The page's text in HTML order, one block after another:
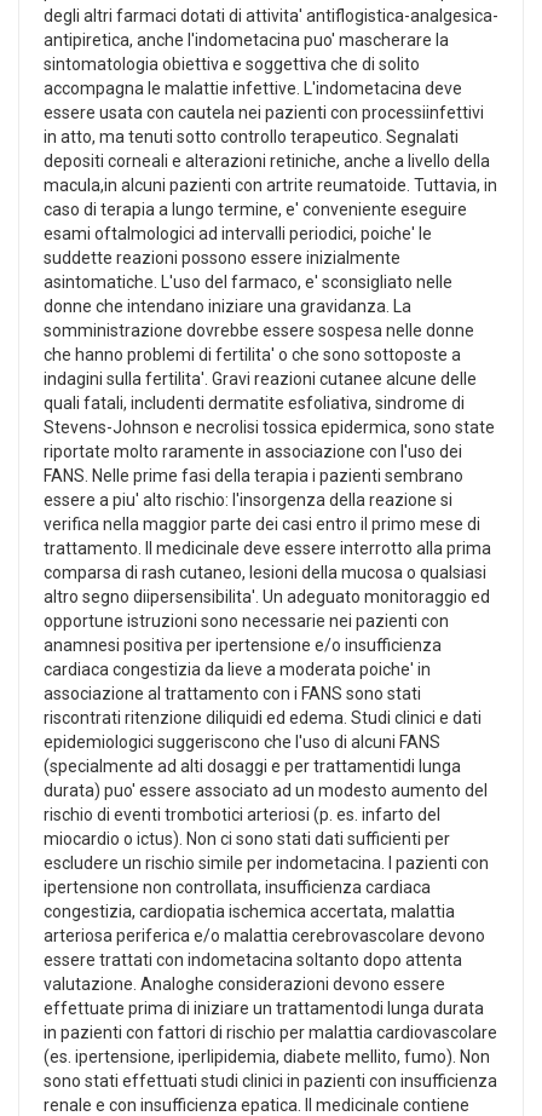
degli altri farmaci dotati di attivita' antiflogistica-analgesica-
antipiretica, anche l'indometacina puo' mascherare la
sintomatologia obiettiva e soggettiva che di solito
accompagna le malattie infettive. L'indometacina deve
essere usata con cautela nei pazienti con processiinfettivi
in atto, ma tenuti sotto controllo terapeutico. Segnalati
depositi corneali e alterazioni retiniche, anche a livello della
macula,in alcuni pazienti con artrite reumatoide. Tuttavia, in
caso di terapia a lungo termine, e' conveniente eseguire
esami oftalmologici ad intervalli periodici, poiche' le
suddette reazioni possono essere inizialmente
asintomatiche. L'uso del farmaco, e' sconsigliato nelle
donne che intendano iniziare una gravidanza. La
somministrazione dovrebbe essere sospesa nelle donne
che hanno problemi di fertilita' o che sono sottoposte a
indagini sulla fertilita'. Gravi reazioni cutanee alcune delle
quali fatali, includenti dermatite esfoliativa, sindrome di
Stevens-Johnson e necrolisi tossica epidermica, sono state
riportate molto raramente in associazione con l'uso dei
FANS. Nelle prime fasi della terapia i pazienti sembrano
essere a piu' alto rischio: l'insorgenza della reazione si
verifica nella maggior parte dei casi entro il primo mese di
trattamento. Il medicinale deve essere interrotto alla prima
comparsa di rash cutaneo, lesioni della mucosa o qualsiasi
altro segno diipersensibilita'. Un adeguato monitoraggio ed
opportune istruzioni sono necessarie nei pazienti con
anamnesi positiva per ipertensione e/o insufficienza
cardiaca congestizia da lieve a moderata poiche' in
associazione al trattamento con i FANS sono stati
riscontrati ritenzione diliquidi ed edema. Studi clinici e dati
epidemiologici suggeriscono che l'uso di alcuni FANS
(specialmente ad alti dosaggi e per trattamentidi lunga
durata) puo' essere associato ad un modesto aumento del
rischio di eventi trombotici arteriosi (p. es. infarto del
miocardio o ictus). Non ci sono stati dati sufficienti per
escludere un rischio simile per indometacina. I pazienti con
ipertensione non controllata, insufficienza cardiaca
congestizia, cardiopatia ischemica accertata, malattia
arteriosa periferica e/o malattia cerebrovascolare devono
essere trattati con indometacina soltanto dopo attenta
valutazione. Analoghe considerazioni devono essere
effettuate prima di iniziare un trattamentodi lunga durata
in pazienti con fattori di rischio per malattia cardiovascolare
(es. ipertensione, iperlipidemia, diabete mellito, fumo). Non
sono stati effettuati studi clinici in pazienti con insufficienza
renale e con insufficienza epatica. Il medicinale contiene